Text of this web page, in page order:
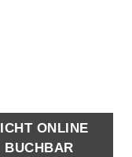
ONLINE
BUCHBAR